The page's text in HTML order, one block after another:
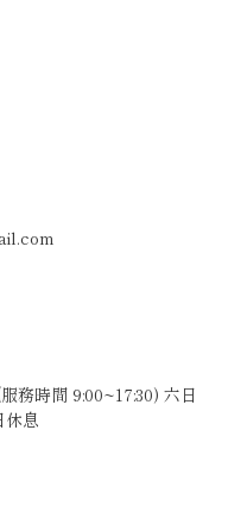
務時間 9:00~17:30) 六日
休息